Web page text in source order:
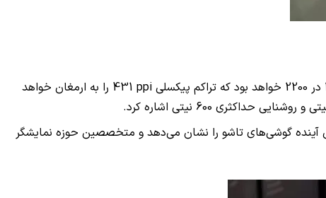
431 ppi را به ارمغان خواهد
آینده گوشی‌های تاشو را نشان می‌دهد و متخصصین حوزه نمایشگر